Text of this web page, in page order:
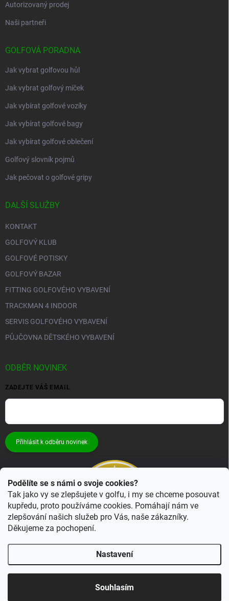
Podělíte se s námi o svoje cookies?
Tak jako vy se zlepšujete v golfu, i my se chceme posouvat
kupředu, proto používáme cookies. Pomáhají nám ve
zlepšování našich služeb pro Vás, naše zákazníky.
Děkujeme za pochopení.
Nastavení
Souhlasím
Autorizovaný prodej
Naši partneři
GOLFOVÁ PORADNA
Jak vybrat golfovou hůl
Jak vybrat golfový míček
Jak vybírat golfové vozíky
Jak vybírat golfové bagy
Jak vybírat golfové oblečení
Golfový slovník pojmů
Jak pečovat o golfové gripy
DALŠÍ SLUŽBY
KONTAKT
GOLFOVÝ KLUB
GOLFOVÉ POTISKY
GOLFOVÝ BAZAR
FITTING GOLFOVÉHO VYBAVENÍ
TRACKMAN 4 INDOOR
SERVIS GOLFOVÉHO VYBAVENÍ
PŮJČOVNA DĚTSKÉHO VYBAVENÍ
ODBĚR NOVINEK
ZADEJTE VÁŠ EMAIL
Přihlásit k odběru novinek
Copyright 2026Bestgolf.cz. Všechna práva vyhrazena.Upravit nastavení
cookies